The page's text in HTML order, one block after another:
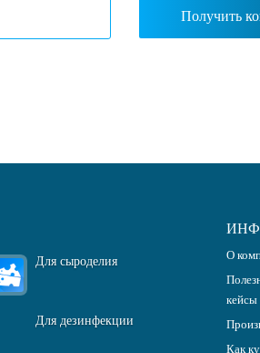
Для сыроделия
Для дезинфекции
О
кейсы
Как